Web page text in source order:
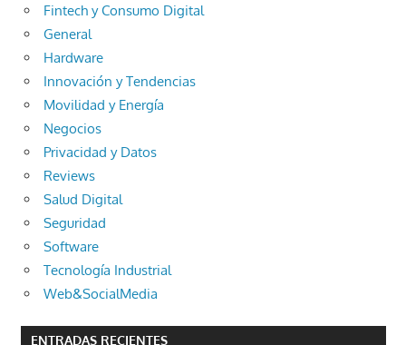
Fintech y Consumo Digital
General
Hardware
Innovación y Tendencias
Movilidad y Energía
Negocios
Privacidad y Datos
Reviews
Salud Digital
Seguridad
Software
Tecnología Industrial
Web&SocialMedia
ENTRADAS RECIENTES